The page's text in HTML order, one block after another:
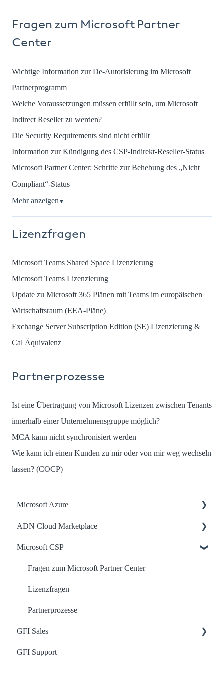
Fragen zum Microsoft Partner
Center
Wichtige Information zur De-Autorisierung im Microsoft
Partnerprogramm
Welche Voraussetzungen müssen erfüllt sein, um Microsoft
Indirect Reseller zu werden?
Die Security Requirements sind nicht erfüllt
Information zur Kündigung des CSP-Indirekt-Reseller-Status
Microsoft Partner Center: Schritte zur Behebung des „Nicht
Compliant“-Status
Mehr anzeigen ▼
Lizenzfragen
Microsoft Teams Shared Space Lizenzierung
Microsoft Teams Lizenzierung
Update zu Microsoft 365 Plänen mit Teams im europäischen
Wirtschaftsraum (EEA-Pläne)
Exchange Server Subscription Edition (SE) Lizenzierung &
Cal Äquivalenz
Partnerprozesse
Ist eine Übertragung von Microsoft Lizenzen zwischen Tenants
innerhalb einer Unternehmensgruppe möglich?
MCA kann nicht synchronisiert werden
Wie kann ich einen Kunden zu mir oder von mir weg wechseln
lassen? (COCP)
Microsoft Azure
Vertriebliche Themen
Technische Themen
ADN Cloud Marketplace
Support
Allgemeine Bedienung
Microsoft CSP
Einrichtung Standard Reseller
Premium Reseller
Fehlerbehebung
Microsoft CSP
Fragen zum Microsoft Partner Center
Lizenzfragen
Partnerprozesse
GFI Sales
MSP
GFI Support